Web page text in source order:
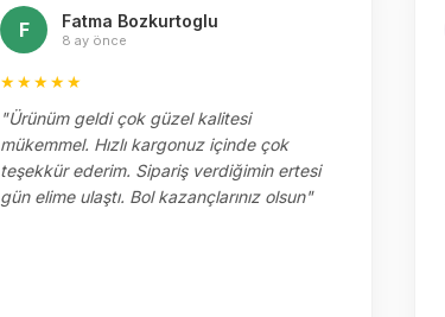
F Fatma Bozkurtoglu
8 ay önce
★★★★★
"Ürünüm geldi çok güzel kalitesi
mükemmel. Hızlı kargonuz içinde çok
teşekkür ederim. Sipariş verdiğimin ertesi
gün elime ulaştı. Bol kazançlarınız olsun"